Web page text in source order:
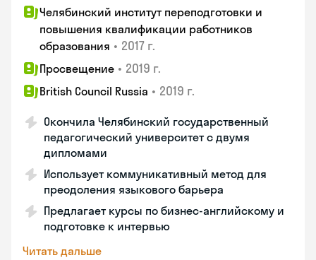
Челябинский институт переподготовки и
повышения квалификации работников
образования • 2017 г.
Просвещение • 2019 г.
British Council Russia • 2019 г.
Окончила Челябинский государственный
педагогический университет с двумя
дипломами
Использует коммуникативный метод для
преодоления языкового барьера
Предлагает курсы по бизнес-английскому и
подготовке к интервью
Читать дальше